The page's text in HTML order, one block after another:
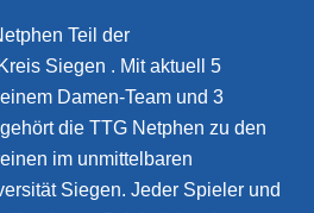
Teil der
Siegen . Mit aktuell 5
Damen-Team und 3
die TTG Netphen zu den
im unmittelbaren
Siegen. Jeder Spieler und